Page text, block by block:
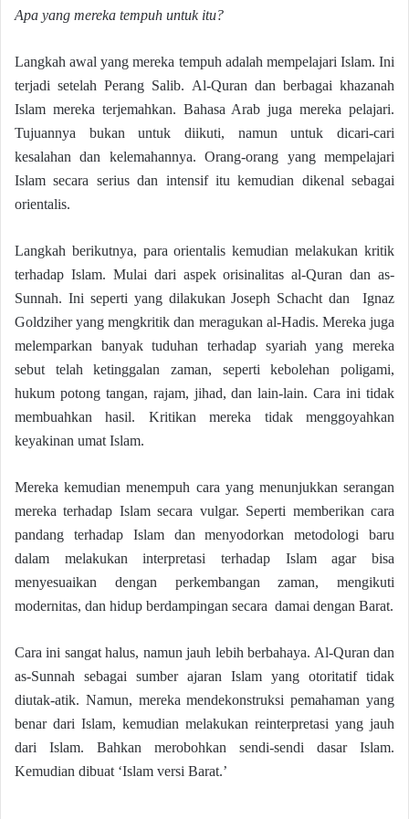
Apa yang mereka tempuh untuk itu?
Langkah awal yang mereka tempuh adalah mempelajari Islam. Ini
terjadi setelah Perang Salib. Al-Quran dan berbagai khazanah
Islam mereka terjemahkan. Bahasa Arab juga mereka pelajari.
Tujuannya bukan untuk diikuti, namun untuk dicari-cari
kesalahan dan kelemahannya. Orang-orang yang mempelajari
Islam secara serius dan intensif itu kemudian dikenal sebagai
orientalis.
Langkah berikutnya, para orientalis kemudian melakukan kritik
terhadap Islam. Mulai dari aspek orisinalitas al-Quran dan as-
Sunnah. Ini seperti yang dilakukan Joseph Schacht dan Ignaz
Goldziher yang mengkritik dan meragukan al-Hadis. Mereka juga
melemparkan banyak tuduhan terhadap syariah yang mereka
sebut telah ketinggalan zaman, seperti kebolehan poligami,
hukum potong tangan, rajam, jihad, dan lain-lain. Cara ini tidak
membuahkan hasil. Kritikan mereka tidak menggoyahkan
keyakinan umat Islam.
Mereka kemudian menempuh cara yang menunjukkan serangan
mereka terhadap Islam secara vulgar. Seperti memberikan cara
pandang terhadap Islam dan menyodorkan metodologi baru
dalam melakukan interpretasi terhadap Islam agar bisa
menyesuaikan dengan perkembangan zaman, mengikuti
modernitas, dan hidup berdampingan secara damai dengan Barat.
Cara ini sangat halus, namun jauh lebih berbahaya. Al-Quran dan
as-Sunnah sebagai sumber ajaran Islam yang otoritatif tidak
diutak-atik. Namun, mereka mendekonstruksi pemahaman yang
benar dari Islam, kemudian melakukan reinterpretasi yang jauh
dari Islam. Bahkan merobohkan sendi-sendi dasar Islam.
Kemudian dibuat ‘Islam versi Barat.’